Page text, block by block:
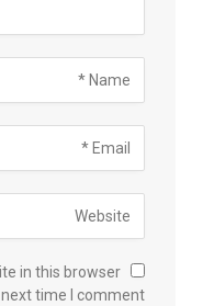
in this browser
time I comment.